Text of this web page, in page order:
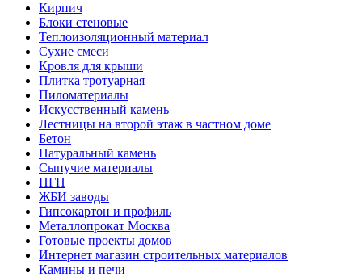
Кирпич
Блоки стеновые
Теплоизоляционный материал
Сухие смеси
Кровля для крыши
Плитка тротуарная
Пиломатериалы
Искусственный камень
Лестницы на второй этаж в частном доме
Бетон
Натуральный камень
Сыпучие материалы
ПГП
ЖБИ заводы
Гипсокартон и профиль
Металлопрокат Москва
Готовые проекты домов
Интернет магазин строительных материалов
Камины и печи